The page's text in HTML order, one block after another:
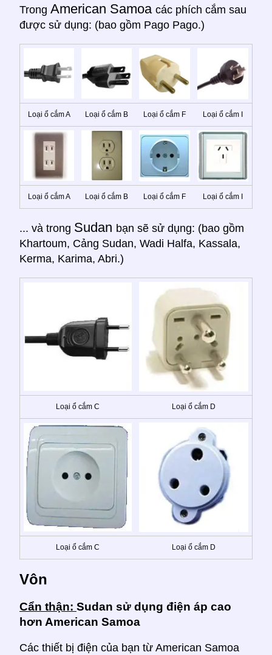
Trong American Samoa các phích cắm sau
được sử dụng: (bao gồm Pago Pago.)
Loại ổ cắm A Loại ổ cắm B Loại ổ cắm F Loại ổ cắm I
Loại ổ cắm A Loại ổ cắm B Loại ổ cắm F Loại ổ cắm I
... và trong Sudan bạn sẽ sử dụng: (bao gồm
Khartoum, Cảng Sudan, Wadi Halfa, Kassala,
Kerma, Karima, Abri.)
Loại ổ cắm C Loại ổ cắm D
Loại ổ cắm C Loại ổ cắm D
Vôn
Cẩn thận: Sudan sử dụng điện áp cao
hơn American Samoa
Các thiết bị điện của bạn từ American Samoa